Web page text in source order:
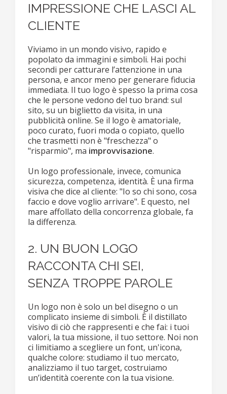
IMPRESSIONE CHE LASCI AL
CLIENTE
Viviamo in un mondo visivo, rapido e
popolato da immagini e simboli. Hai pochi
secondi per catturare l’attenzione in una
persona, e ancor meno per generare fiducia
immediata. Il tuo logo è spesso la prima cosa
che le persone vedono del tuo brand: sul
sito, su un biglietto da visita, in una
pubblicità online. Se il logo è amatoriale,
poco curato, fuori moda o copiato, quello
che trasmetti non è "freschezza" o
"risparmio", ma improvvisazione.
Un logo professionale, invece, comunica
sicurezza, competenza, identità. È una firma
visiva che dice al cliente: "Io so chi sono, cosa
faccio e dove voglio arrivare". E questo, nel
mare affollato della concorrenza globale, fa
la differenza.
2. UN BUON LOGO
RACCONTA CHI SEI,
SENZA TROPPE PAROLE
Un logo non è solo un bel disegno o un
complicato insieme di simboli. È il distillato
visivo di ciò che rappresenti e che fai: i tuoi
valori, la tua missione, il tuo settore. Noi non
ci limitiamo a scegliere un font, un'icona,
qualche colore: studiamo il tuo mercato,
analizziamo il tuo target, costruiamo
un’identità coerente con la tua visione.